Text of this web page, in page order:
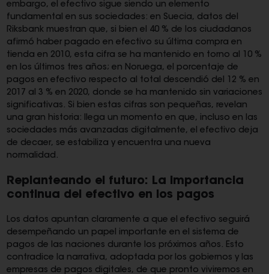
embargo, el efectivo sigue siendo un elemento
fundamental en sus sociedades: en Suecia, datos del
Riksbank muestran que, si bien el 40 % de los ciudadanos
afirmó haber pagado en efectivo su última compra en
tienda en 2010, esta cifra se ha mantenido en torno al 10 %
en los últimos tres años; en Noruega, el porcentaje de
pagos en efectivo respecto al total descendió del 12 % en
2017 al 3 % en 2020, donde se ha mantenido sin variaciones
significativas. Si bien estas cifras son pequeñas, revelan
una gran historia: llega un momento en que, incluso en las
sociedades más avanzadas digitalmente, el efectivo deja
de decaer, se estabiliza y encuentra una nueva
normalidad.
Replanteando el futuro: La importancia
continua del efectivo en los pagos
Los datos apuntan claramente a que el efectivo seguirá
desempeñando un papel importante en el sistema de
pagos de las naciones durante los próximos años. Esto
contradice la narrativa, adoptada por los gobiernos y las
empresas de pagos digitales, de que pronto viviremos en